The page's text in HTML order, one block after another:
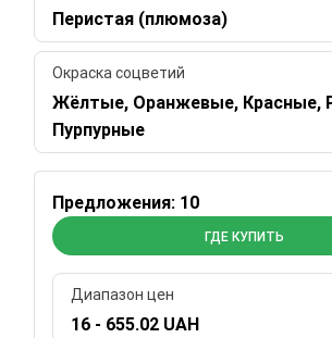
Перистая (плюмоза)
Окраска соцветий
Жёлтые, Оранжевые, Красные,
Пурпурные
Предложения: 10
ГДЕ КУПИТЬ
Диапазон цен
16 - 655.02 UAH